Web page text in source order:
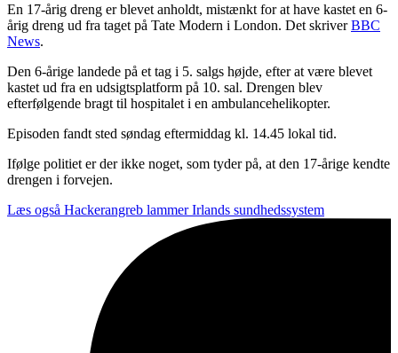
En 17-årig dreng er blevet anholdt, mistænkt for at have kastet en 6-
årig dreng ud fra taget på Tate Modern i London. Det skriverBBC
News.
Den 6-årige landede på et tag i 5. salgs højde, efter at være blevet
kastet ud fra en udsigtsplatform på 10. sal. Drengen blev
efterfølgende bragt til hospitalet i en ambulancehelikopter.
Episoden fandt sted søndag eftermiddag kl. 14.45 lokal tid.
Ifølge politiet er der ikke noget, som tyder på, at den 17-årige kendte
drengen i forvejen.
Læs også Hackerangreb lammer Irlands sundhedssystem